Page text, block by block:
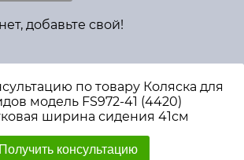
добавьте свой!
по товару Коляска для
модель FS972-41 (4420)
ширина сидения 41см
Получить консультацию